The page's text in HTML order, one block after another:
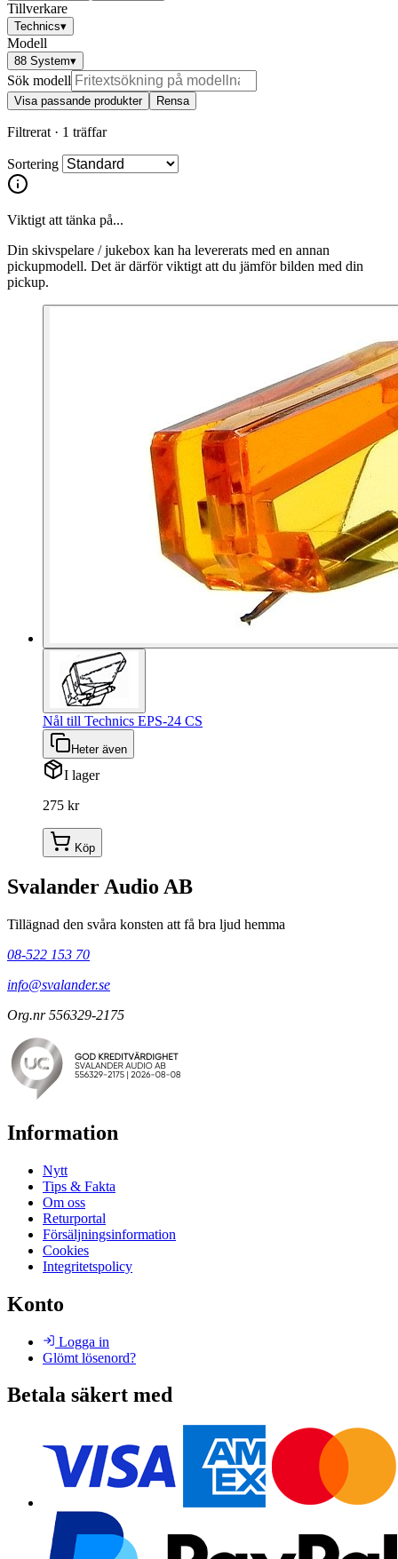
Tillverkare
Technics▾
Modell
88 System▾
Sök modell
Visa passande produkter Rensa
Filtrerat · 1 träffar
Sortering
Viktigt att tänka på...
Din skivspelare / jukebox kan ha levererats med en annan
pickupmodell. Det är därför viktigt att du jämför bilden med din
pickup.
Nål till Technics EPS-24 CS
Heter även
I lager
275 kr
Köp
Svalander Audio AB
Tillägnad den svåra konsten att få bra ljud hemma
08-522 153 70
info@svalander.se
Org.nr 556329-2175
Information
Nytt
Tips & Fakta
Om oss
Returportal
Försäljningsinformation
Cookies
Integritetspolicy
Konto
Logga in
Glömt lösenord?
Betala säkert med